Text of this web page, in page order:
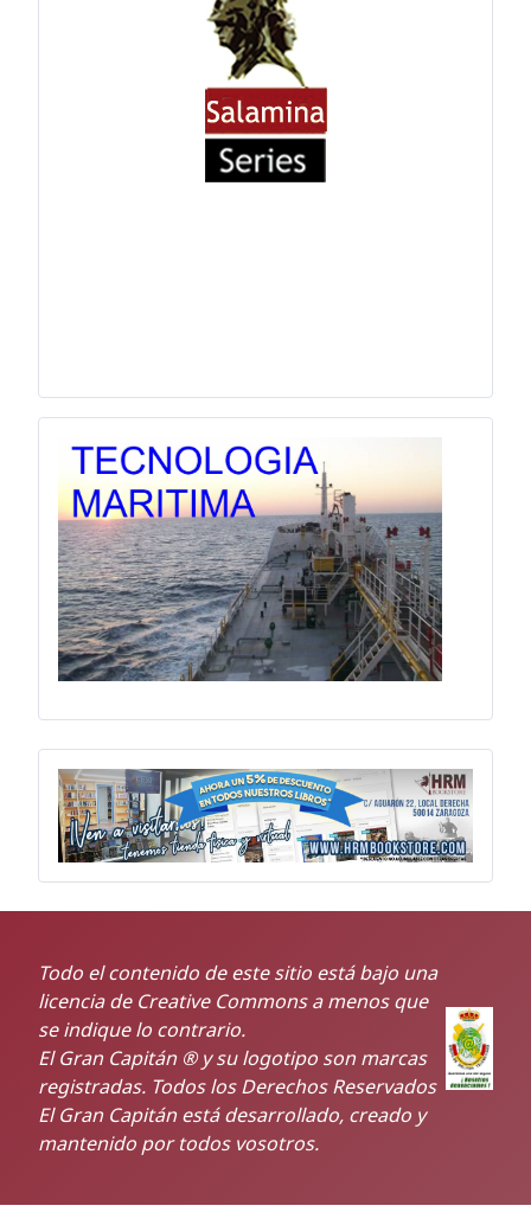
Todo el contenido de este sitio está bajo una
licencia de Creative Commons a menos que
se indique lo contrario.
El Gran Capitán ® y su logotipo son marcas
registradas. Todos los Derechos Reservados
El Gran Capitán está desarrollado, creado y
mantenido por todos vosotros.